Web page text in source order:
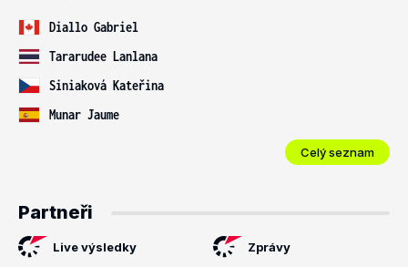
Diallo Gabriel
Tararudee Lanlana
Siniaková Kateřina
Munar Jaume
Celý seznam
Partneři
Live výsledky Zprávy